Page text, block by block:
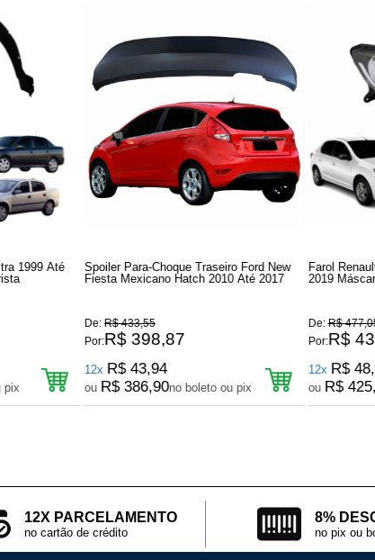
1999 Até
pix
Spoiler Para-Choque Traseiro Ford New
Fiesta Mexicano Hatch 2010 Até 2017
De:R$ 433,55
Por:R$ 398,87
12x R$ 43,94
ou R$ 386,90no boleto ou pix
Farol
2019
Direito
De:R$
Por:R$
12x R$
ou R$
12X PARCELAMENTO
no cartão de crédito
8%
no pix ou